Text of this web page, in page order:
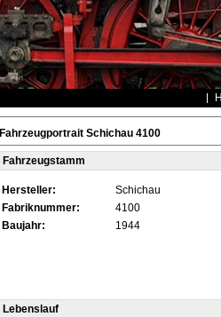
Fahrzeugportrait Schichau 4100
Fahrzeugstamm
Hersteller:
Schichau
Fabriknummer:
4100
Baujahr:
1944
Lebenslauf